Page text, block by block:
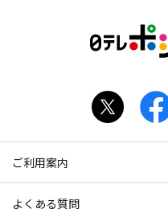
ご利用案内
よくある質問